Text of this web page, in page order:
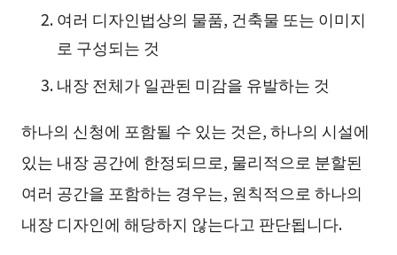
여러 디자인법상의 물품, 건축물 또는 이미지
로 구성되는 것
내장 전체가 일관된 미감을 유발하는 것
하나의 신청에 포함될 수 있는 것은, 하나의 시설에
있는 내장 공간에 한정되므로, 물리적으로 분할된
여러 공간을 포함하는 경우는, 원칙적으로 하나의
내장 디자인에 해당하지 않는다고 판단됩니다.